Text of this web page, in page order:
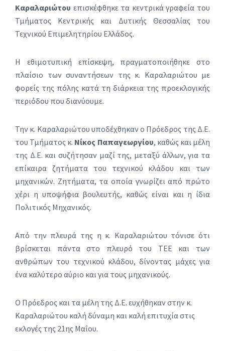
Καραλαριώτου επισκέφθηκε τα κεντρικά γραφεία του
Τμήματος Κεντρικής και Δυτικής Θεσσαλίας του
Τεχνικού Επιμελητηρίου Ελλάδος.
Η εθιμοτυπική επίσκεψη, πραγματοποιήθηκε στο
πλαίσιο των συναντήσεων της κ. Καραλαριώτου με
φορείς της πόλης κατά τη διάρκεια της προεκλογικής
περιόδου που διανύουμε.
Την κ. Καραλαριώτου υποδέχθηκαν ο Πρόεδρος της Δ.Ε.
του Τμήματος κ. Νίκος Παπαγεωργίου, καθώς και μέλη
της Δ.Ε. και συζήτησαν μαζί της, μεταξύ άλλων, για τα
επίκαιρα ζητήματα του τεχνικού κλάδου και των
μηχανικών. Ζητήματα, τα οποία γνωρίζει από πρώτο
χέρι η υποψήφια βουλευτής, καθώς είναι και η ίδια
Πολιτικός Μηχανικός.
Από την πλευρά της η κ. Καραλαριώτου τόνισε ότι
βρίσκεται πάντα στο πλευρό του ΤΕΕ και των
ανθρώπων του τεχνικού κλάδου, δίνοντας μάχες για
ένα καλύτερο αύριο και για τους μηχανικούς.
Ο Πρόεδρος και τα μέλη της Δ.Ε. ευχήθηκαν στην κ.
Καραλαριώτου καλή δύναμη και καλή επιτυχία στις
εκλογές της 21ης Μαΐου.